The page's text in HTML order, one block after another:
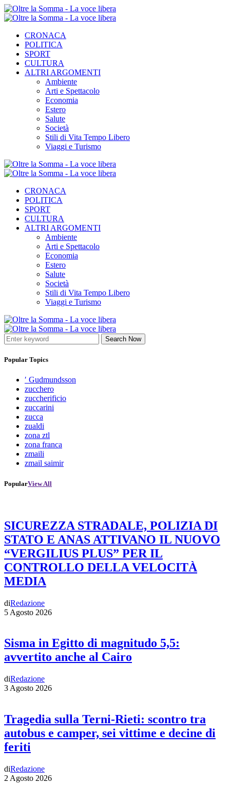
CRONACA
POLITICA
SPORT
CULTURA
ALTRI ARGOMENTI
Ambiente
Arti e Spettacolo
Economia
Estero
Salute
Società
Stili di Vita Tempo Libero
Viaggi e Turismo
CRONACA
POLITICA
SPORT
CULTURA
ALTRI ARGOMENTI
Ambiente
Arti e Spettacolo
Economia
Estero
Salute
Società
Stili di Vita Tempo Libero
Viaggi e Turismo
Search Now
Popular Topics
′ Gudmundsson
zucchero
zuccherificio
zuccarini
zucca
zualdi
zona ztl
zona franca
zmaili
zmail saimir
PopularView All
SICUREZZA STRADALE, POLIZIA DI
STATO E ANAS ATTIVANO IL NUOVO
“VERGILIUS PLUS” PER IL
CONTROLLO DELLA VELOCITÀ
MEDIA
diRedazione
5 Agosto 2026
Sisma in Egitto di magnitudo 5,5:
avvertito anche al Cairo
diRedazione
3 Agosto 2026
Tragedia sulla Terni-Rieti: scontro tra
autobus e camper, sei vittime e decine di
feriti
diRedazione
2 Agosto 2026